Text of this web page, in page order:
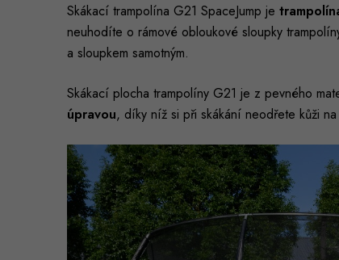
Skákací trampolína G21 SpaceJump je
neuhodíte o rámové obloukové sloupky
a sloupkem samotným.
Skákací plocha trampolíny G21 je z pevného
úpravou, díky níž si při skákání neodřete kůži